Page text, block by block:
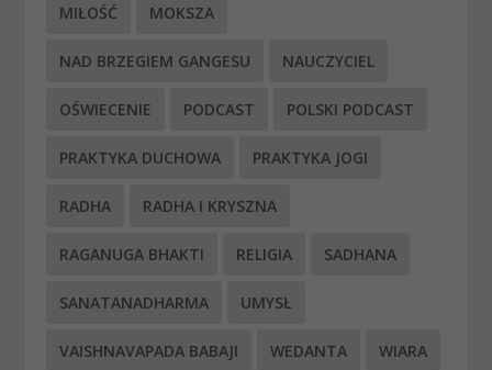
MIŁOŚĆ MOKSZA
NAD BRZEGIEM GANGESU NAUCZYCIEL
OŚWIECENIE PODCAST POLSKI PODCAST
PRAKTYKA DUCHOWA PRAKTYKA JOGI
RADHA RADHA I KRYSZNA
RAGANUGA BHAKTI RELIGIA SADHANA
SANATANADHARMA UMYSŁ
VAISHNAVAPADA BABAJI WEDANTA WIARA